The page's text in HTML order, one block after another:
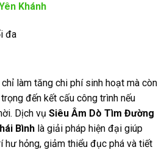
Khánh
đa
làm tăng chi phí sinh hoạt mà còn
đến kết cấu công trình nếu
Dịch vụ Siêu Âm Dò Tìm Đường
Bình là giải pháp hiện đại giúp
hư hỏng, giảm thiểu đục phá và tiết